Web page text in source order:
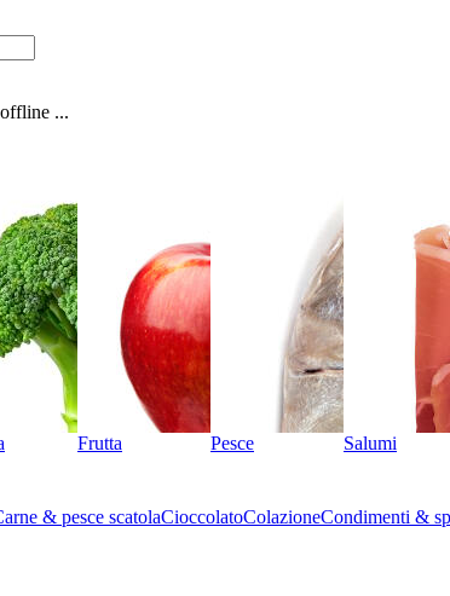
...
Frutta Pesce Salumi
& pesce scatolaCioccolatoColazioneCondimenti &